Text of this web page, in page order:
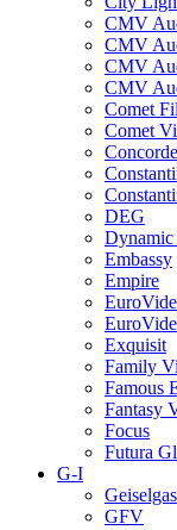
CMV
CMV
CMV
CMV
Comet
Comet
DEG
Embassy
Empire
Exquisit
Family
Famous
Fantasy
Focus
Futura
G-I
GFV